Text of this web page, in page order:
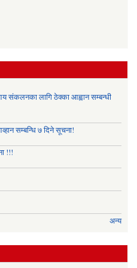
लागि ठेक्का आह्वान सम्बन्धी
सम्बन्धि ७ दिने सूचना!
!!!
अन्य